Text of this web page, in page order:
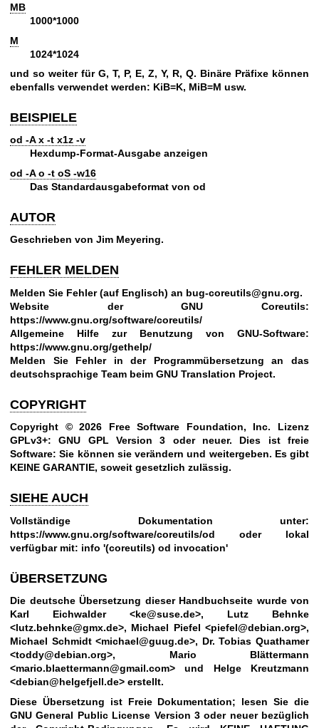
MB
1000*1000
M
1024*1024
und so weiter für G, T, P, E, Z, Y, R, Q. Binäre Präfixe können
ebenfalls verwendet werden: KiB=K, MiB=M usw.
BEISPIELE
od -A x -t x1z -v
Hexdump-Format-Ausgabe anzeigen
od -A o -t oS -w16
Das Standardausgabeformat von od
AUTOR
Geschrieben von Jim Meyering.
FEHLER MELDEN
Melden Sie Fehler (auf Englisch) an bug-coreutils@gnu.org.
Website der GNU Coreutils:
https://www.gnu.org/software/coreutils/
Allgemeine Hilfe zur Benutzung von GNU-Software:
https://www.gnu.org/gethelp/
Melden Sie Fehler in der Programmübersetzung an das
deutschsprachige Team beim GNU Translation Project.
COPYRIGHT
Copyright © 2026 Free Software Foundation, Inc. Lizenz
GPLv3+:GNU GPL Version 3 oder neuer. Dies ist freie
Software: Sie können sie verändern und weitergeben. Es gibt
KEINE GARANTIE, soweit gesetzlich zulässig.
SIEHE AUCH
Vollständige Dokumentation unter:
https://www.gnu.org/software/coreutils/od
oder lokal
verfügbar mit: info '(coreutils) od invocation'
ÜBERSETZUNG
Die deutsche Übersetzung dieser Handbuchseite wurde von
Karl Eichwalder <ke@suse.de>, Lutz Behnke
<lutz.behnke@gmx.de>, Michael Piefel <piefel@debian.org>,
Michael Schmidt <michael@guug.de>, Dr. Tobias Quathamer
<toddy@debian.org>, Mario Blättermann
<mario.blaettermann@gmail.com> und Helge Kreutzmann
<debian@helgefjell.de> erstellt.
Diese Übersetzung ist Freie Dokumentation; lesen Sie die
GNU General Public License Version 3oder neuer bezüglich